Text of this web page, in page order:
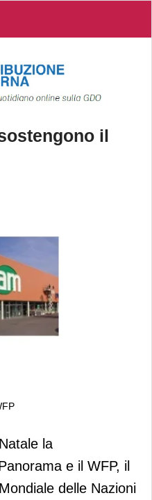
il
il WFP
la
e il WFP, il
delle Nazioni